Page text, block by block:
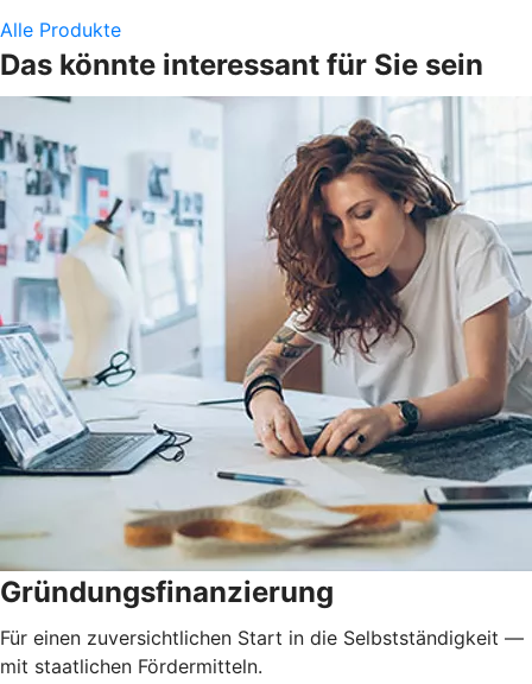
Alle Produkte
Das könnte interessant für Sie sein
Gründungsfinanzierung
Für einen zuversichtlichen Start in die Selbstständigkeit —
mit staatlichen Fördermitteln.